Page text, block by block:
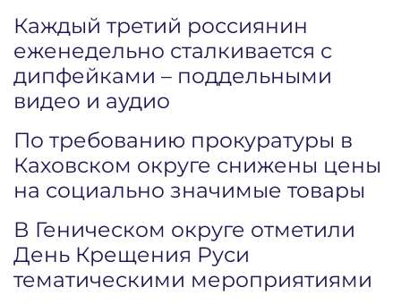
Каждый третий россиянин
еженедельно сталкивается с
дипфейками – поддельными
видео и аудио
По требованию прокуратуры в
Каховском округе снижены цены
на социально значимые товары
В Геническом округе отметили
День Крещения Руси
тематическими мероприятиями